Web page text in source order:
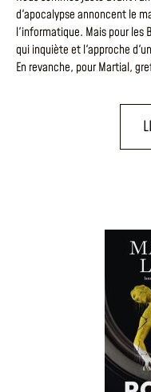
d'apocalypse annoncent le
l'informatique. Mais pour les
qui inquiète et l'approche
En revanche, pour Martial,